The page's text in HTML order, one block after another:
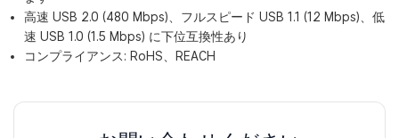
高速 USB 2.0 (480 Mbps)、フルスピード USB 1.1 (12 Mbps)、低
速 USB 1.0 (1.5 Mbps) に下位互換性あり
コンプライアンス: RoHS、REACH